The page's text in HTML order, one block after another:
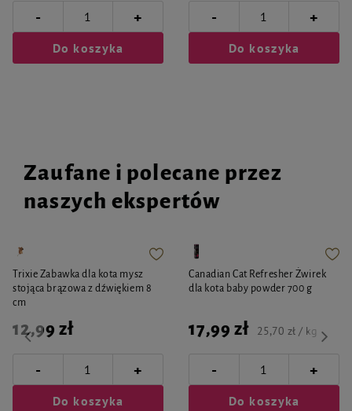
- +
Do koszyka
- +
Do koszyka
Zaufane i polecane przez
naszych ekspertów
Trixie Zabawka dla kota mysz
stojąca brązowa z dźwiękiem 8
cm
12,99 zł
- +
Do koszyka
Canadian Cat Refresher Żwirek
dla kota baby powder 700 g
17,99 zł 25,70 zł / kg
- +
Do koszyka